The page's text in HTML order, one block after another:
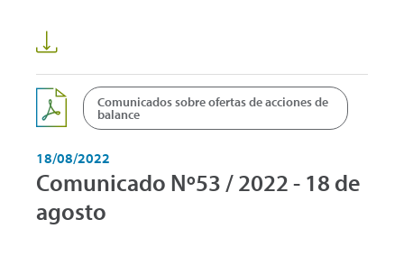
Comunicados sobre ofertas de acciones de
balance
18/08/2022
Comunicado Nº53 / 2022 - 18 de
agosto